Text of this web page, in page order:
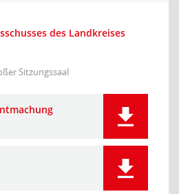
des Landkreises
Sitzungssaal